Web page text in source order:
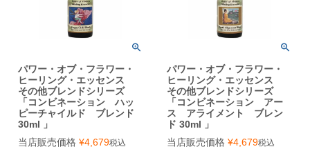
パワー・オブ・フラワー・
ヒーリング・エッセンス
その他ブレンドシリーズ
「コンビネーション ハッ
ピーチャイルド ブレンド
30ml 」
当店販売価格 ¥4,679税込
パワー・オブ・フラワー・
ヒーリング・エッセンス
その他ブレンドシリーズ
「コンビネーション アー
ス アライメント ブレン
ド 30ml 」
当店販売価格 ¥4,679税込